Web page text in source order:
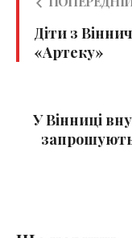
Діти з
«Артеку»
У Вінниці